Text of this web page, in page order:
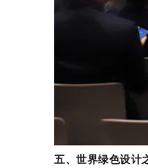
五、世界绿色设计